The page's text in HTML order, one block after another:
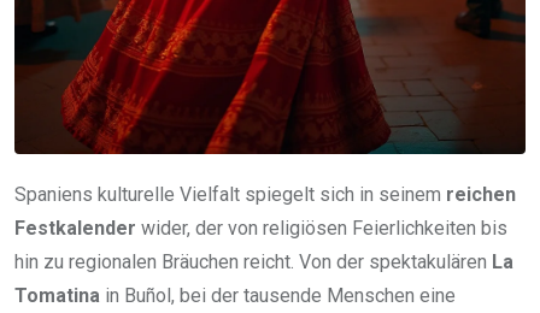
Spaniens kulturelle Vielfalt spiegelt sich in seinem reichen
Festkalender wider, der von religiösen Feierlichkeiten bis
hin zu regionalen Bräuchen reicht. Von der spektakulären La
Tomatina in Buñol, bei der tausende Menschen eine